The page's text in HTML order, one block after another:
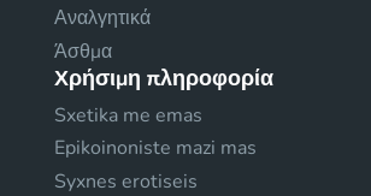
Αναλγητικά
Άσθμα
Χρήσιμη πληροφορία
Sxetika me emas
Epikoinoniste mazi mas
Syxnes erotiseis